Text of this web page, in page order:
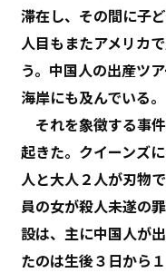
滞在し、その間に子
人目もまたアメリカ
う。中国人の出産ツ
海岸にも及んでいる。
それを象徴する事
起きた。クイーンズ
人と大人２人が刃物
員の女が殺人未遂の
設は、主に中国人が
たのは生後３日から